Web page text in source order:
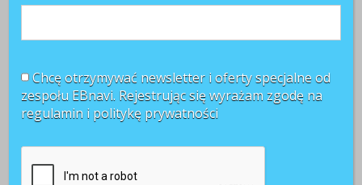
Chcę otrzymywać newsletter i oferty specjalne od
zespołu EBnavi. Rejestrując się wyrażam zgodę na
regulamin i politykę prywatności